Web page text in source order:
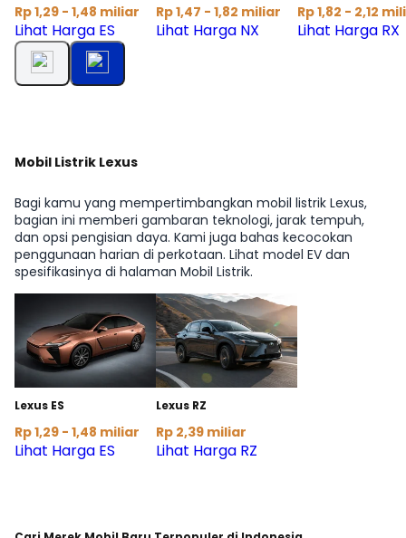
Rp 1,29 - 1,48 miliar
Lihat Harga ES
Rp 1,47 - 1,82 miliar
Lihat Harga NX
Rp 1,82 - 2,12
Lihat Harga RX
Mobil Listrik Lexus
Bagi kamu yang mempertimbangkan mobil listrik Lexus,
bagian ini memberi gambaran teknologi, jarak tempuh,
dan opsi pengisian daya. Kami juga bahas kecocokan
penggunaan harian di perkotaan. Lihat model EV dan
spesifikasinya di halaman Mobil Listrik.
Lexus ES
Rp 1,29 - 1,48 miliar
Lihat Harga ES
Lexus RZ
Rp 2,39 miliar
Lihat Harga RZ